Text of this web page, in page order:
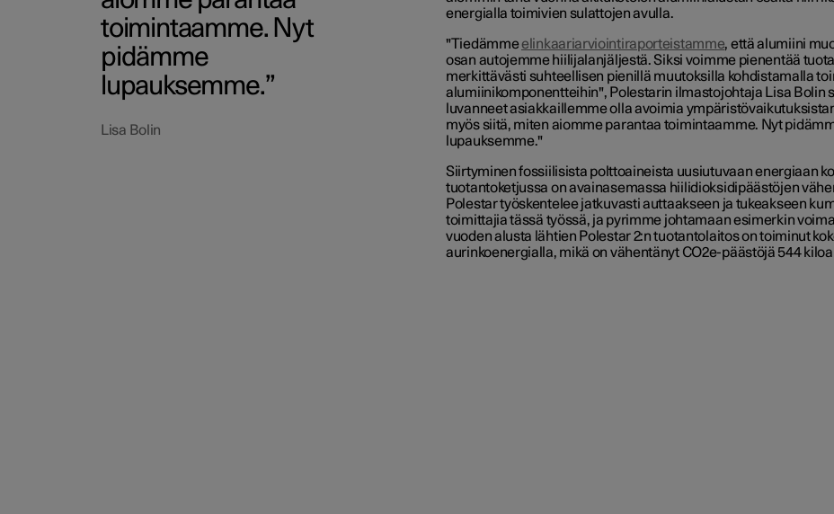
toimintaamme. Nyt
pidämme
lupauksemme.
Lisa Bolin
energialla toimivien sulattojen avulla.
"Tiedämmeelinkaariarviointiraporteistamme, että alumiini
osan autojemme hiilijalanjäljestä. Siksi voimme pienentää
merkittävästi suhteellisen pienillä muutoksilla kohdistamalla
alumiinikomponentteihin", Polestarin ilmastojohtaja Lisa Bolin
luvanneet asiakkaillemme olla avoimia
myös siitä, miten aiomme parantaa toimintaamme. Nyt
lupauksemme."
Siirtyminen fossiilisista polttoaineista uusiutuvaan energiaan
tuotantoketjussa on avainasemassa hiilidioksidipäästöjen
Polestar työskentelee jatkuvasti auttaakseen ja tukeakseen
toimittajia tässä työssä, ja pyrimme johtamaan esimerkin
vuoden alusta lähtien Polestar 2:n tuotantolaitos on toiminut
aurinkoenergialla, mikä on vähentänyt CO2e-päästöjä 544